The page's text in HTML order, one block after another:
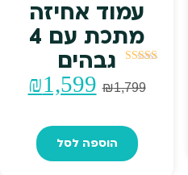
עמוד אחיזה
מתכת עם 4
גבהים
5.00
מתוך 5 ₪1,799
המחיר
היה:
₪1,599
הוספה לסל